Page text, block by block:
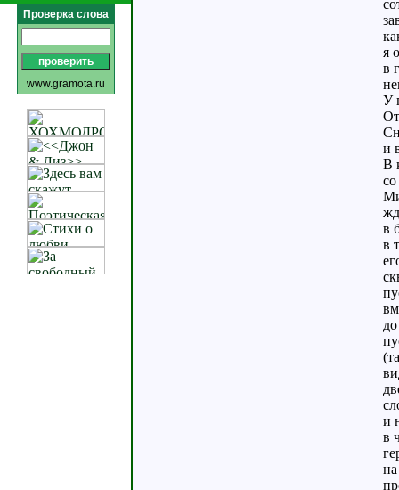
Проверка слова
www.gramota.ru
я
в
У
и
В
в
в
и
в
на